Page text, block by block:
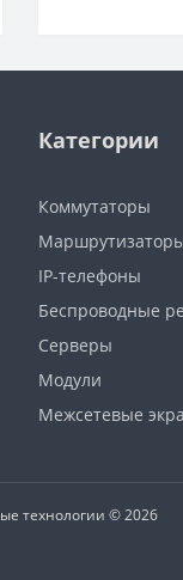
Категории
Коммутаторы
IP-телефоны
Беспроводные
Серверы
Модули
Межсетевые
технологии © 2026